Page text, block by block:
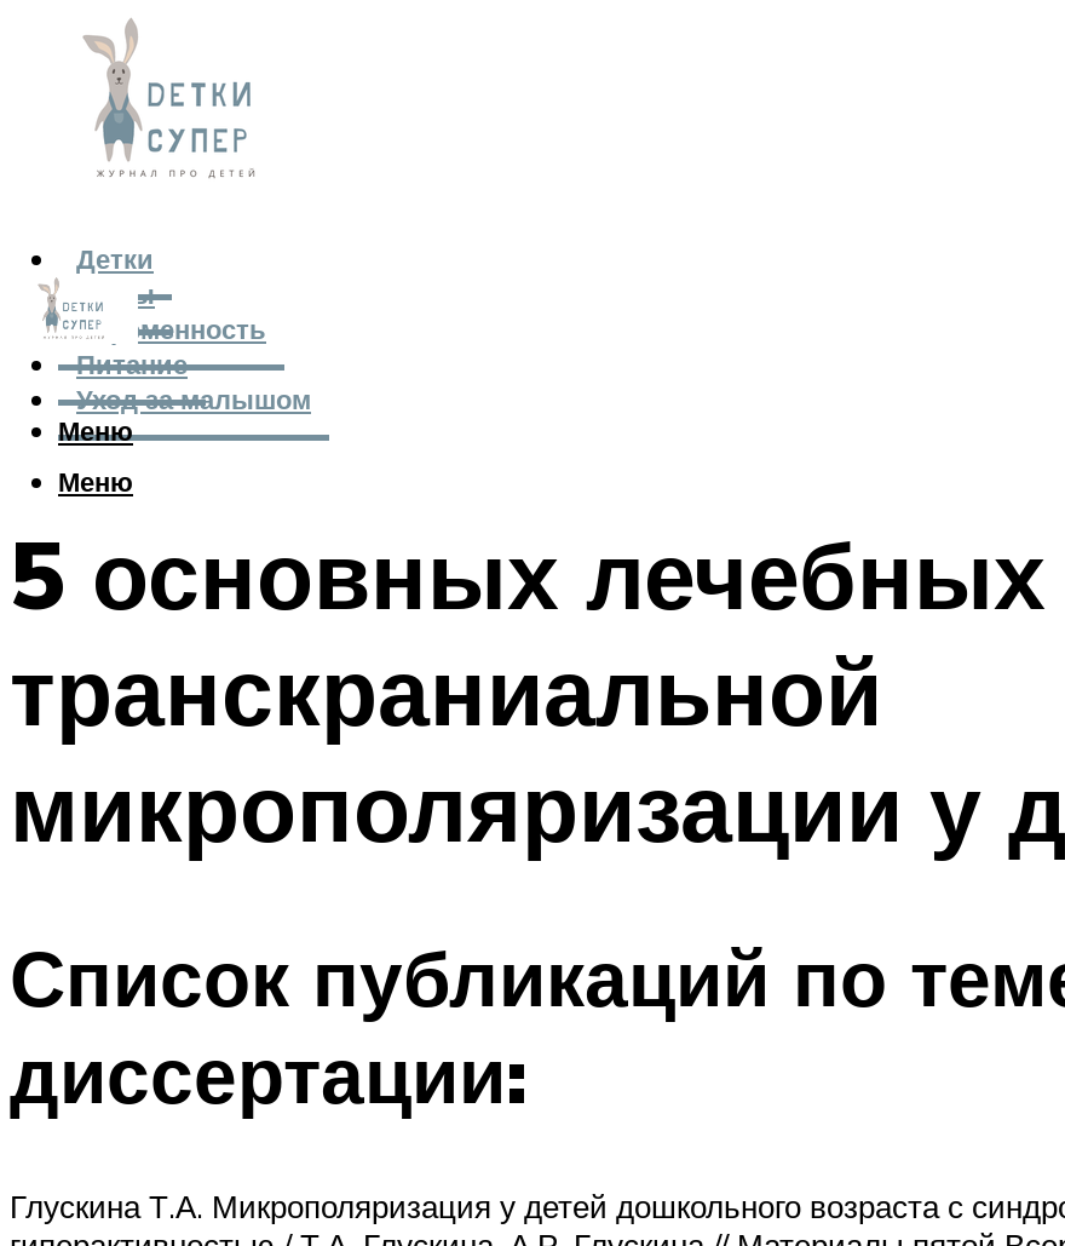
Детки
Мамы
Беременность
Питание
Уход за малышом
Меню
Меню
5 основных
транскраниальной
микрополяризации у
Список публикаций по
диссертации:
Глускина Т.А. Микрополяризация у детей дошкольного возраста с